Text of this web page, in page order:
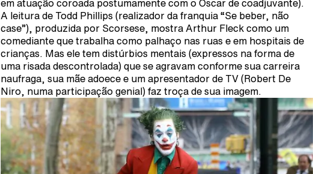
em atuação coroada postumamente com o Oscar de coadjuvante).
A leitura de Todd Phillips (realizador da franquia “Se beber, não
case”), produzida por Scorsese, mostra Arthur Fleck como um
comediante que trabalha como palhaço nas ruas e em hospitais de
crianças. Mas ele tem distúrbios mentais (expressos na forma de
uma risada descontrolada) que se agravam conforme sua carreira
naufraga, sua mãe adoece e um apresentador de TV (Robert De
Niro, numa participação genial) faz troça de sua imagem.